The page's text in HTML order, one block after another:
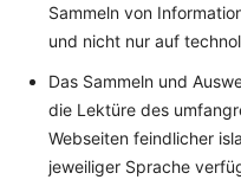
Sammeln von
und nicht nur auf
Das Sammeln und
die Lektüre des
Webseiten feindlicher
jeweiliger Sprache